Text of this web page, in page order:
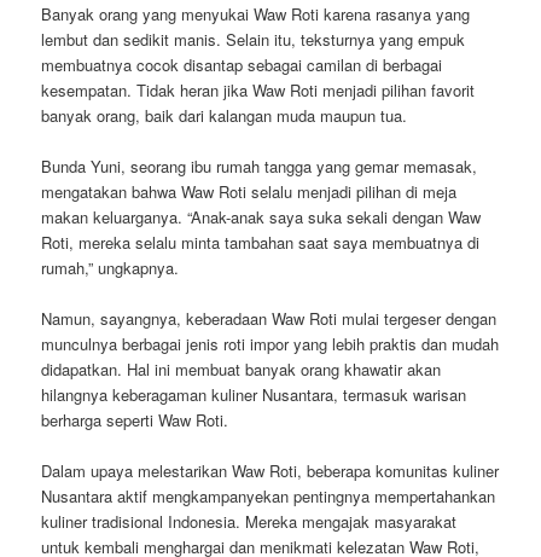
Banyak orang yang menyukai Waw Roti karena rasanya yang
lembut dan sedikit manis. Selain itu, teksturnya yang empuk
membuatnya cocok disantap sebagai camilan di berbagai
kesempatan. Tidak heran jika Waw Roti menjadi pilihan favorit
banyak orang, baik dari kalangan muda maupun tua.
Bunda Yuni, seorang ibu rumah tangga yang gemar memasak,
mengatakan bahwa Waw Roti selalu menjadi pilihan di meja
makan keluarganya. “Anak-anak saya suka sekali dengan Waw
Roti, mereka selalu minta tambahan saat saya membuatnya di
rumah,” ungkapnya.
Namun, sayangnya, keberadaan Waw Roti mulai tergeser dengan
munculnya berbagai jenis roti impor yang lebih praktis dan mudah
didapatkan. Hal ini membuat banyak orang khawatir akan
hilangnya keberagaman kuliner Nusantara, termasuk warisan
berharga seperti Waw Roti.
Dalam upaya melestarikan Waw Roti, beberapa komunitas kuliner
Nusantara aktif mengkampanyekan pentingnya mempertahankan
kuliner tradisional Indonesia. Mereka mengajak masyarakat
untuk kembali menghargai dan menikmati kelezatan Waw Roti,